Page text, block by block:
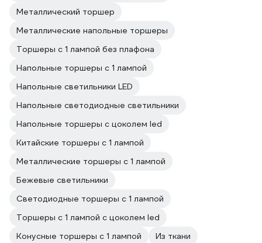
Металлический торшер
Металлические напольные торшеры
Торшеры с 1 лампой без плафона
Напольные торшеры с 1 лампой
Напольные светильники LED
Напольные светодиодные светильники
Напольные торшеры с цоколем led
Китайские торшеры с 1 лампой
Металлические торшеры с 1 лампой
Бежевые светильники
Светодиодные торшеры с 1 лампой
Торшеры с 1 лампой с цоколем led
Конусные торшеры с 1 лампой
Из ткани